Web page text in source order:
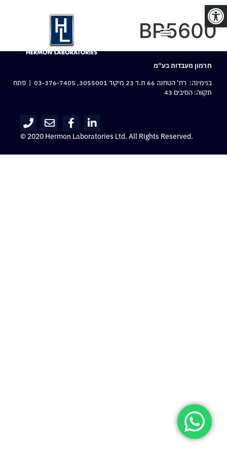
פתח סרגל נגישות
BP5600
חרמון מעבדות בע“מ
בנימינה: רח‘ הטחנה 66 ת.ד 23 מיקוד 3055001,
03-376-7405 | פתח
תקווה: הסיבים 43
© 2020 Hermon Laboratories Ltd. All Rights Reserved.